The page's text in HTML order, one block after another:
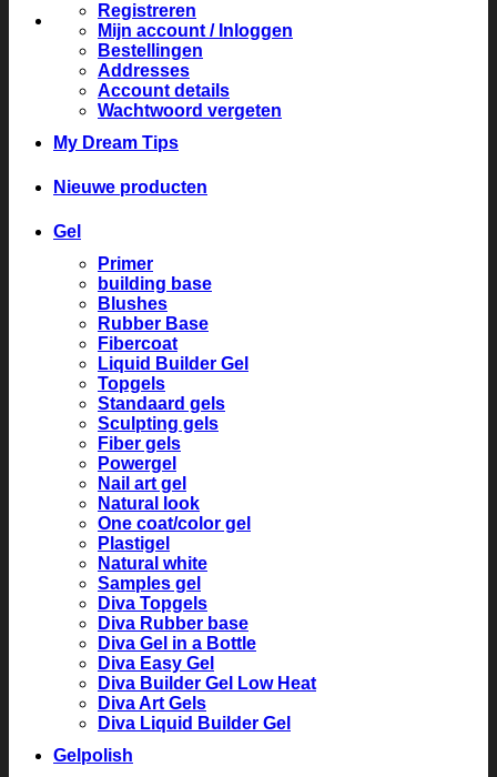
Registreren
Mijn account / Inloggen
Bestellingen
Addresses
Account details
Wachtwoord vergeten
My Dream Tips
Nieuwe producten
Gel
Primer
building base
Blushes
Rubber Base
Fibercoat
Liquid Builder Gel
Topgels
Standaard gels
Sculpting gels
Fiber gels
Powergel
Nail art gel
Natural look
One coat/color gel
Plastigel
Natural white
Samples gel
Diva Topgels
Diva Rubber base
Diva Gel in a Bottle
Diva Easy Gel
Diva Builder Gel Low Heat
Diva Art Gels
Diva Liquid Builder Gel
Gelpolish